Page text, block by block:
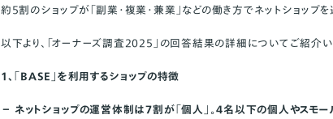
約5割のショップが「副業・複業・兼業」などの働き方でネットショップを
以下より、「オーナーズ調査2025」の回答結果の詳細についてご紹介い
１、「BASE」を利用するショップの特徴
− ネットショップの運営体制は7割が「個人」。4名以下の個人やス